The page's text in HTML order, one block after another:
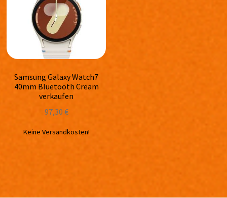
Samsung Galaxy Watch7
40mm Bluetooth Cream
verkaufen
97,30 €
Keine Versandkosten!